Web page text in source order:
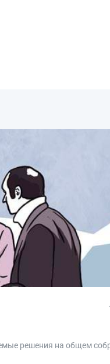
решения на общем